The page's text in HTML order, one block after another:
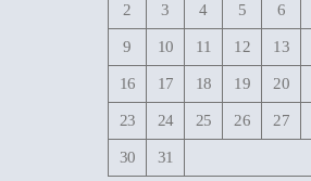
2 3 4 5 6
9 10 11 12 13
16 17 18 19 20
23 24 25 26 27
30
31